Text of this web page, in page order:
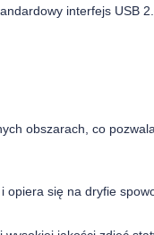
interfejs USB
obszarach, co
się na dryfie